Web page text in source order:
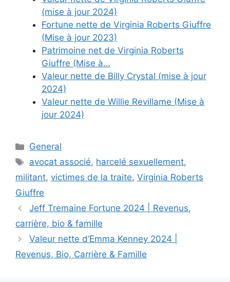
(mise à jour 2024)
Fortune nette de Virginia Roberts Giuffre
(Mise à jour 2023)
Patrimoine net de Virginia Roberts
Giuffre (Mise à…
Valeur nette de Billy Crystal (mise à jour
2024)
Valeur nette de Willie Revillame (Mise à
jour 2024)
Categories
General
Tags
avocat associé, harcelé sexuellement,
militant, victimes de la traite, Virginia Roberts
Giuffre
Jeff Tremaine Fortune 2024 | Revenus,
carrière, bio & famille
Valeur nette d’Emma Kenney 2024 |
Revenus, Bio, Carrière & Famille